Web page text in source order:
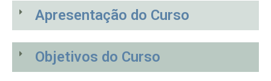
Apresentação do Curso​
Objetivos do Curso